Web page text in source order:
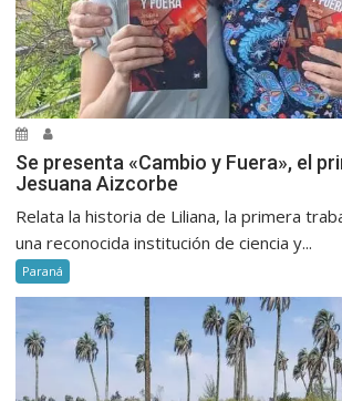
Se presenta «Cambio y Fuera», el
Jesuana Aizcorbe
Relata la historia de Liliana, la primera
una reconocida institución de ciencia y...
Paraná